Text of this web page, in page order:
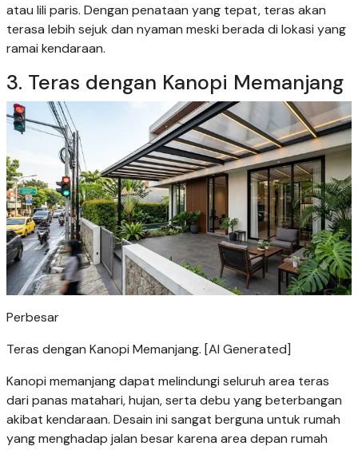
atau lili paris. Dengan penataan yang tepat, teras akan
terasa lebih sejuk dan nyaman meski berada di lokasi yang
ramai kendaraan.
3. Teras dengan Kanopi Memanjang
Perbesar
Teras dengan Kanopi Memanjang. [AI Generated]
Kanopi memanjang dapat melindungi seluruh area teras
dari panas matahari, hujan, serta debu yang beterbangan
akibat kendaraan. Desain ini sangat berguna untuk rumah
yang menghadap jalan besar karena area depan rumah